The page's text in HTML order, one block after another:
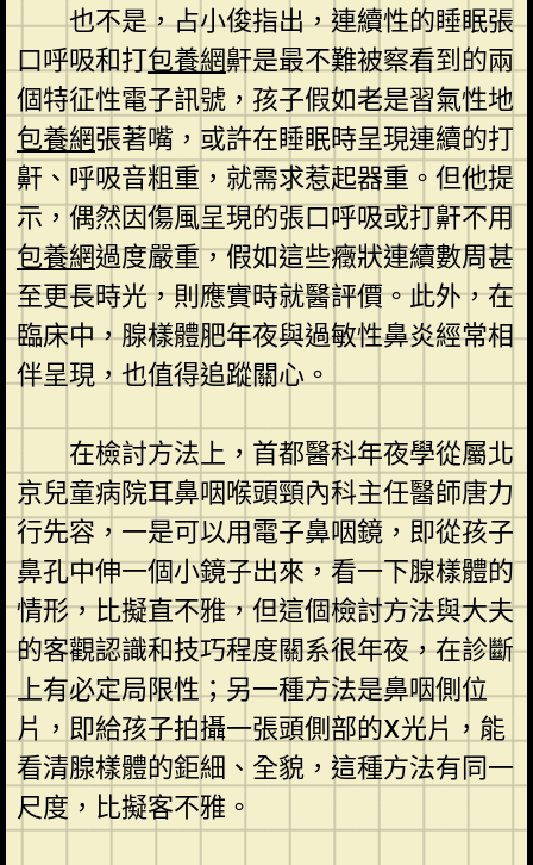
也不是，占小俊指出，連續性的睡眠張
口呼吸和打包養網鼾是最不難被察看到的兩
個特征性電子訊號，孩子假如老是習氣性地
包養網張著嘴，或許在睡眠時呈現連續的打
鼾、呼吸音粗重，就需求惹起器重。但他提
示，偶然因傷風呈現的張口呼吸或打鼾不用
包養網過度嚴重，假如這些癥狀連續數周甚
至更長時光，則應實時就醫評價。此外，在
臨床中，腺樣體肥年夜與過敏性鼻炎經常相
伴呈現，也值得追蹤關心。
在檢討方法上，首都醫科年夜學從屬北
京兒童病院耳鼻咽喉頭頸內科主任醫師唐力
行先容，一是可以用電子鼻咽鏡，即從孩子
鼻孔中伸一個小鏡子出來，看一下腺樣體的
情形，比擬直不雅，但這個檢討方法與大夫
的客觀認識和技巧程度關系很年夜，在診斷
上有必定局限性；另一種方法是鼻咽側位
片，即給孩子拍攝一張頭側部的X光片，能
看清腺樣體的鉅細、全貌，這種方法有同一
尺度，比擬客不雅。